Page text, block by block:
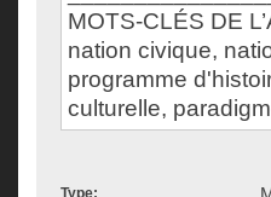
MOTS-CLÉS DE
nation civique,
programme
culturelle,
Type: